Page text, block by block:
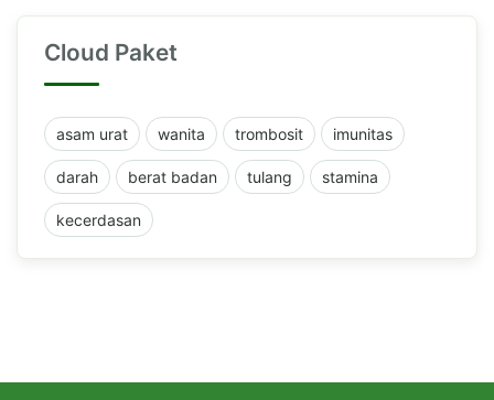
Cloud Paket
asam urat wanita trombosit imunitas
darah berat badan tulang stamina
kecerdasan